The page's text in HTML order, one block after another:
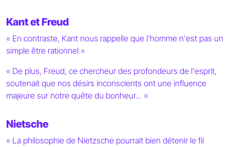
Kant et Freud
« En contraste, Kant nous rappelle que l'homme n'est pas un
simple être rationnel »
« De plus, Freud, ce chercheur des profondeurs de l'esprit,
soutenait que nos désirs inconscients ont une influence
majeure sur notre quête du bonheur... »
Nietsche
« La philosophie de Nietzsche pourrait bien détenir le fil